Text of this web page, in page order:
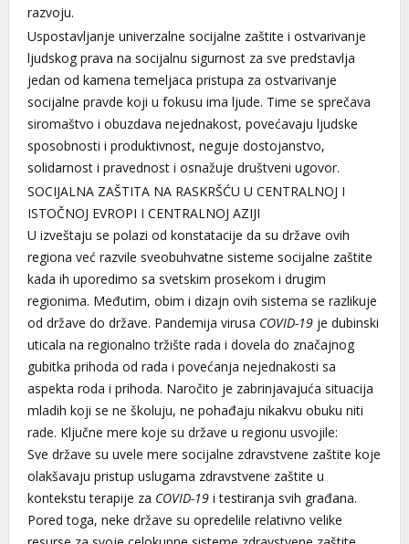
razvoju.
Uspostavljanje univerzalne socijalne zaštite i ostvarivanje
ljudskog prava na socijalnu sigurnost za sve predstavlja
jedan od kamena temeljaca pristupa za ostvarivanje
socijalne pravde koji u fokusu ima ljude. Time se sprečava
siromaštvo i obuzdava nejednakost, povećavaju ljudske
sposobnosti i produktivnost, neguje dostojanstvo,
solidarnost i pravednost i osnažuje društveni ugovor.
SOCIJALNA ZAŠTITA NA RASKRŠĆU U CENTRALNOJ I
ISTOČNOJ EVROPI I CENTRALNOJ AZIJI
U izveštaju se polazi od konstatacije da su države ovih
regiona već razvile sveobuhvatne sisteme socijalne zaštite
kada ih uporedimo sa svetskim prosekom i drugim
regionima. Međutim, obim i dizajn ovih sistema se razlikuje
od države do države. Pandemija virusa COVID-19 je dubinski
uticala na regionalno tržište rada i dovela do značajnog
gubitka prihoda od rada i povećanja nejednakosti sa
aspekta roda i prihoda. Naročito je zabrinjavajuća situacija
mladih koji se ne školuju, ne pohađaju nikakvu obuku niti
rade. Ključne mere koje su države u regionu usvojile:
Sve države su uvele mere socijalne zdravstvene zaštite koje
olakšavaju pristup uslugama zdravstvene zaštite u
kontekstu terapije za COVID-19 i testiranja svih građana.
Pored toga, neke države su opredelile relativno velike